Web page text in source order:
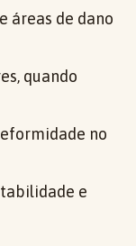
áreas de dano
quando
no
e